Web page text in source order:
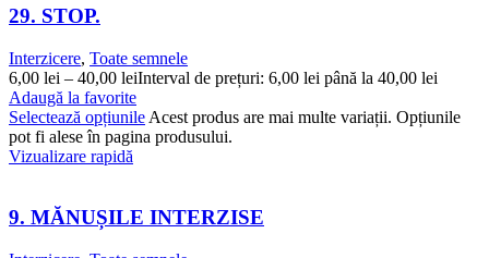
29. STOP.
Interzicere, Toate semnele
6,00 lei – 40,00 leiInterval de prețuri: 6,00 lei până la 40,00 lei
Adaugă la favorite
Selectează opțiunile Acest produs are mai multe variații. Opțiunile
pot fi alese în pagina produsului.
Vizualizare rapidă
9. MĂNUȘILE INTERZISE